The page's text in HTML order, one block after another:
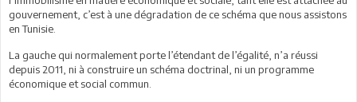
gouvernement, c’est à une dégradation de ce schéma que nous assistons
en Tunisie.
La gauche qui normalement porte l’étendant de l’égalité, n’a réussi
depuis 2011, ni à construire un schéma doctrinal, ni un programme
économique et social commun.